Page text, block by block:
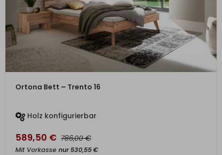
Ortona Bett – Trento 16
Holz konfigurierbar
589,50 € 786,00€
Mit Vorkasse nur530,55€